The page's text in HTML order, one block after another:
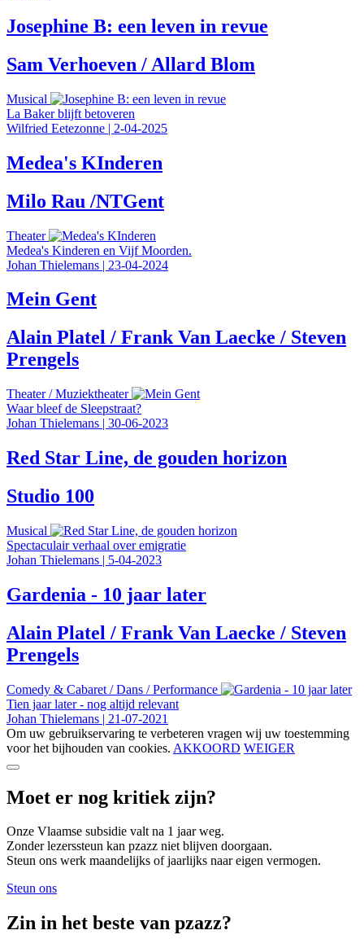
Josephine B: een leven in revue
Sam Verhoeven / Allard Blom
Musical
La Baker blijft betoveren
Wilfried Eetezonne | 2-04-2025
Medea's KInderen
Milo Rau /NTGent
Theater
Medea's Kinderen en Vijf Moorden.
Johan Thielemans | 23-04-2024
Mein Gent
Alain Platel / Frank Van Laecke / Steven
Prengels
Theater /Muziektheater
Waar bleef de Sleepstraat?
Johan Thielemans | 30-06-2023
Red Star Line, de gouden horizon
Studio 100
Musical
Spectaculair verhaal over emigratie
Johan Thielemans | 5-04-2023
Gardenia - 10 jaar later
Alain Platel / Frank Van Laecke / Steven
Prengels
Comedy & Cabaret /Dans /Performance
Tien jaar later - nog altijd relevant
Johan Thielemans | 21-07-2021
Om uw gebruikservaring te verbeteren vragen wij uw toestemming
voor het bijhouden van cookies. AKKOORD WEIGER
Moet er nog kritiek zijn?
Onze Vlaamse subsidie valt na 1 jaar weg.
Zonder lezerssteun kan pzazz niet blijven doorgaan.
Steun ons werk maandelijks of jaarlijks naar eigen vermogen.
Steun ons
Zin in het beste van pzazz?